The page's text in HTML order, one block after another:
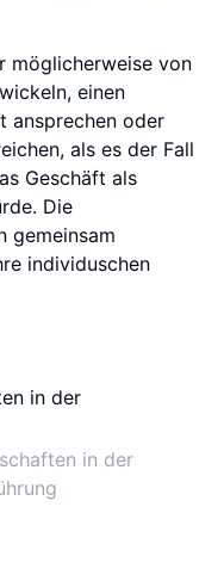
möglicherweise von
einen
ansprechen oder
als es der Fall
Geschäft als
Die
gemeinsam
individuschen
in der